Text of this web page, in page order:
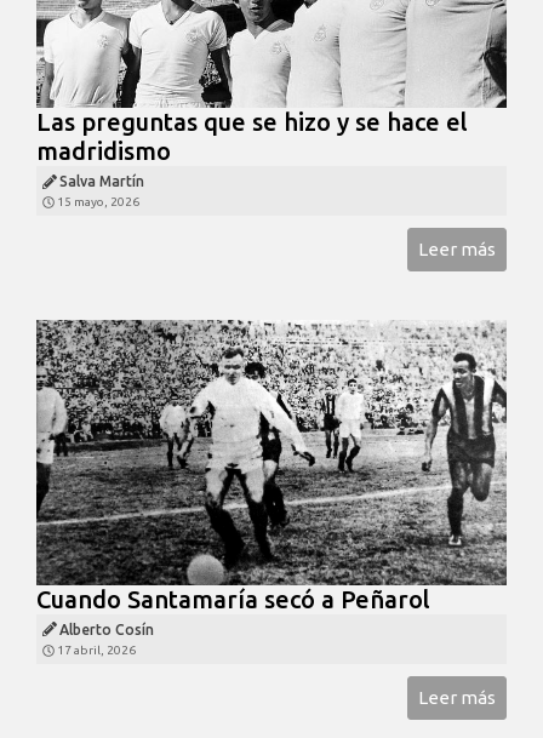
Las preguntas que se hizo y se hace el
madridismo
Salva Martín
15 mayo, 2026
Leer más
Cuando Santamaría secó a Peñarol
Alberto Cosín
17 abril, 2026
Leer más